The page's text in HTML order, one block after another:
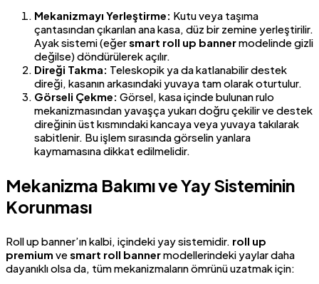
Mekanizmayı Yerleştirme: Kutu veya taşıma
çantasından çıkarılan ana kasa, düz bir zemine yerleştirilir.
Ayak sistemi (eğersmart roll up bannermodelinde gizli
değilse) döndürülerek açılır.
Direği Takma: Teleskopik ya da katlanabilir destek
direği, kasanın arkasındaki yuvaya tam olarak oturtulur.
Görseli Çekme: Görsel, kasa içinde bulunan rulo
mekanizmasından yavaşça yukarı doğru çekilir ve destek
direğinin üst kısmındaki kancaya veya yuvaya takılarak
sabitlenir. Bu işlem sırasında görselin yanlara
kaymamasına dikkat edilmelidir.
Mekanizma Bakımı ve Yay Sisteminin
Korunması
Roll up banner’ın kalbi, içindeki yay sistemidir. roll up
premium vesmart roll bannermodellerindeki yaylar daha
dayanıklı olsa da, tüm mekanizmaların ömrünü uzatmak için: